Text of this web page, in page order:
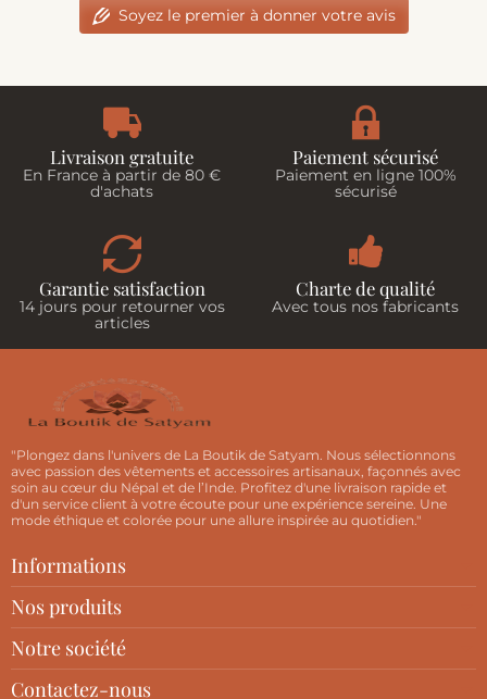
Soyez le premier à donner votre avis
Livraison gratuite
En France à partir de 80 €
d'achats
Paiement sécurisé
Paiement en ligne 100%
sécurisé
Garantie satisfaction
14 jours pour retourner vos
articles
Charte de qualité
Avec tous nos fabricants
"Plongez dans l'univers de La Boutik de Satyam. Nous sélectionnons
avec passion des vêtements et accessoires artisanaux, façonnés avec
soin au cœur du Népal et de l’Inde. Profitez d'une livraison rapide et
d'un service client à votre écoute pour une expérience sereine. Une
mode éthique et colorée pour une allure inspirée au quotidien."
Informations
Nos produits
Notre société
Contactez-nous